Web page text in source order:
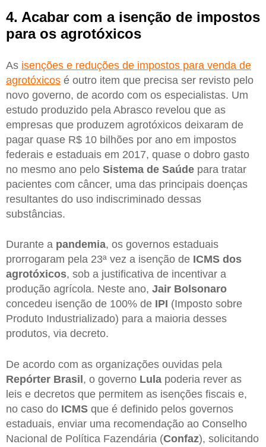
4. Acabar com a isenção de impostos
para os agrotóxicos
As isenções e reduções de impostos para venda de
agrotóxicos é outro item que precisa ser revisto pelo
novo governo, de acordo com os especialistas. Um
estudo produzido pela Abrasco revelou que as
empresas que produzem agrotóxicos deixaram de
pagar quase R$ 10 bilhões por ano em impostos
federais e estaduais em 2017, quase o dobro gasto
no mesmo ano pelo Sistema de Saúde para tratar
pacientes com câncer, uma das principais doenças
resultantes do uso indiscriminado dessas
substâncias.
Durante a pandemia, os governos estaduais
prorrogaram pela 23ª vez a isenção de ICMS dos
agrotóxicos, sob a justificativa de incentivar a
produção agrícola. Neste ano, Jair Bolsonaro
concedeu isenção de 100% de IPI (Imposto sobre
Produto Industrializado) para a maioria desses
produtos, via decreto.
De acordo com as organizações ouvidas pela
Repórter Brasil , o governo Lula poderia rever as
leis e decretos que permitem as isenções fiscais e,
no caso do ICMS que é definido pelos governos
estaduais, enviar uma recomendação ao Conselho
Nacional de Política Fazendária (Confaz), solicitando